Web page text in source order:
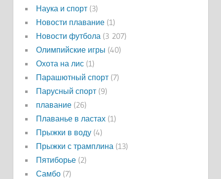
Наука и спорт(3)
Новости плавание(1)
Новости футбола (3 207)
Олимпийские игры (40)
Охота на лис(1)
Парашютный спорт(7)
Парусный спорт(9)
плавание(26)
Плаванье в ластах(1)
Прыжки в воду(4)
Прыжки с трамплина (13)
Пятиборье(2)
Самбо(7)